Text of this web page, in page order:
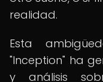
realidad.
Esta
"Inception" ha
y análisis